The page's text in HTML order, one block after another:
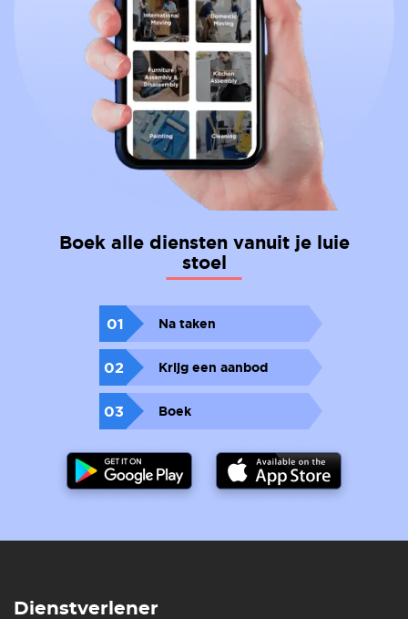
Boek alle diensten vanuit je luie
stoel
01 Na taken
02 Krijg een aanbod
03 Boek
Dienstverlener